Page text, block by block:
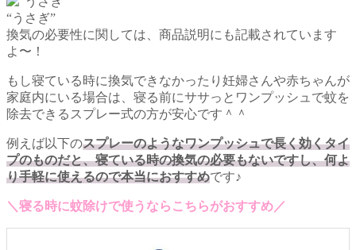
“うさぎ”
換気の必要性に関しては、商品説明にも記載されています
よ〜！
もし寝ている時に換気できなかったり妊婦さんや赤ちゃんが
家庭内にいる場合は、寝る前にササっとワンプッシュで蚊を
除去できるスプレー式の方が安心です＾＾
例えば以下のスプレーのようなワンプッシュで長く効くタイ
プのものだと、寝ている時の換気の必要もないですし、何よ
り手軽に使えるので本当におすすめです♪
＼寝る時に蚊除けで使うならこちらがおすすめ／